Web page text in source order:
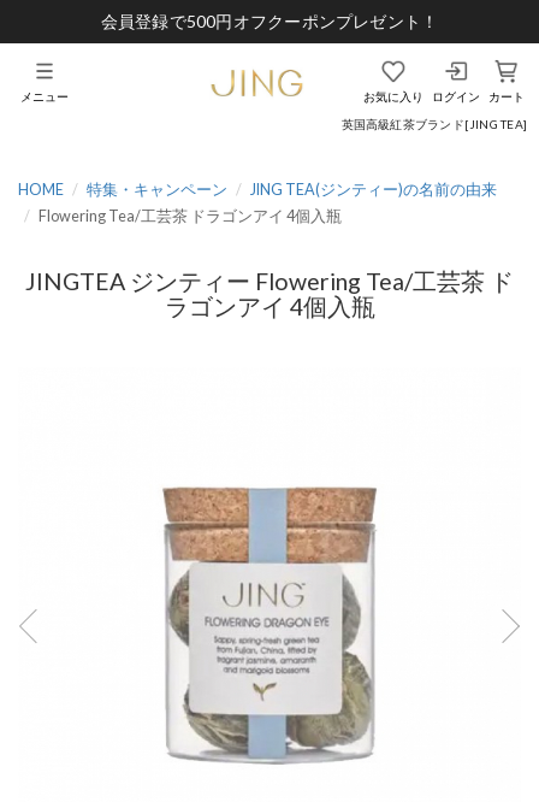
会員登録で500円オフクーポンプレゼント！
英国高級紅茶ブランド[JING TEA]
お気に入り ログイン カート
メニュー
HOME 特集・キャンペーン
JING TEA(ジンティー)の名前の由来
Flowering Tea/工芸茶 ドラゴンアイ 4個入瓶
JINGTEA ジンティー Flowering Tea/工芸茶 ド
ラゴンアイ 4個入瓶